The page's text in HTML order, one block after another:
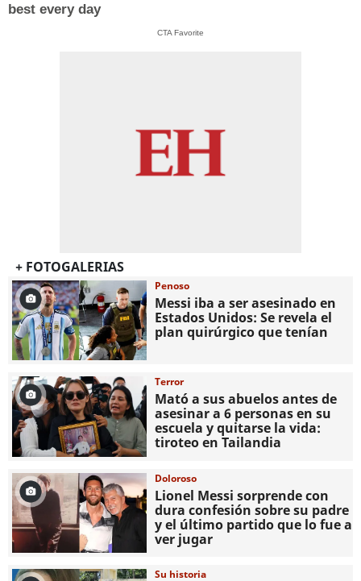
best every day
CTA Favorite
+ FOTOGALERIAS
Penoso
Messi iba a ser asesinado en
Estados Unidos: Se revela el
plan quirúrgico que tenían
Terror
Mató a sus abuelos antes de
asesinar a 6 personas en su
escuela y quitarse la vida:
tiroteo en Tailandia
Doloroso
Lionel Messi sorprende con
dura confesión sobre su padre
y el último partido que lo fue a
ver jugar
Su historia